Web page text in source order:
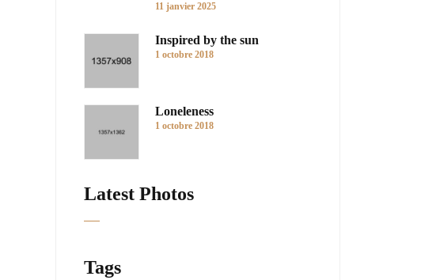
11 janvier 2025
Inspired by the sun
1 octobre 2018
Loneleness
1 octobre 2018
Latest Photos
Tags